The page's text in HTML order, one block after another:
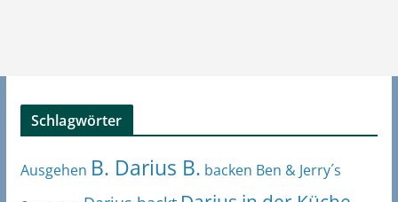
Schlagwörter
Ausgehen B. Darius B. backen Ben & Jerry´s